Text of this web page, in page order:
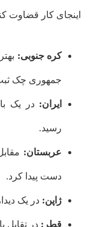
اینجای کار قضاوت
کره جنوبی:
جمهوری چک
ایران: در یک
رسید.
عربستان:
دست پیدا کرد.
ژاپن: در یک دیدار
قطر: در تقابل با